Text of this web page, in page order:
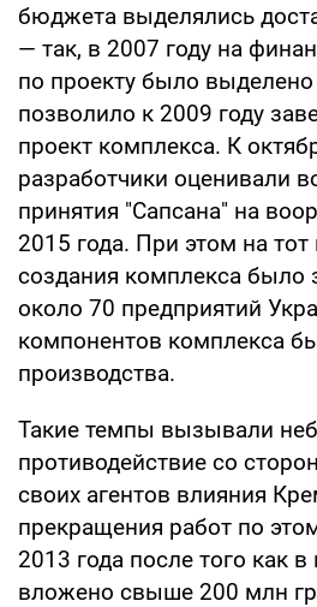
бюджета выделялись
— так, в 2007 году на
по проекту было
позволило к 2009 году
проект комплекса. К
разработчики оценивали
принятия "Сапсана" на
2015 года. При этом на
создания комплекса было
около 70 предприятий
компонентов комплекса
производства.
Такие темпы вызывали
противодействие со
своих агентов влияния
прекращения работ по
2013 года после того как
вложено свыше 200 млн